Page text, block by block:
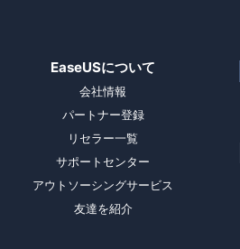
EaseUSについて
会社情報
パートナー登録
リセラー一覧
サポートセンター
アウトソーシングサービス
友達を紹介